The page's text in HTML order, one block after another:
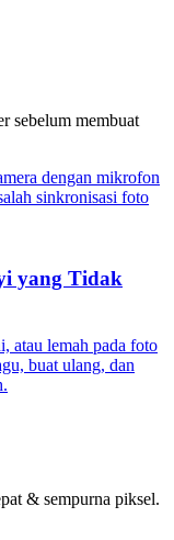
sebelum membuat
yang Tidak
atau lemah pada foto
buat ulang, dan
& sempurna piksel.